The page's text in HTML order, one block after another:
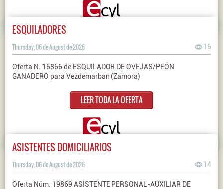
ESQUILADORES
Thursday, 06 de August de 2026 16
Oferta N. 16866 de ESQUILADOR DE OVEJAS/PEÓN
GANADERO para Vezdemarban (Zamora)
LEER TODA LA OFERTA
ASISTENTES DOMICILIARIOS
Thursday, 06 de August de 2026 14
Oferta Núm. 19869 ASISTENTE PERSONAL-AUXILIAR DE